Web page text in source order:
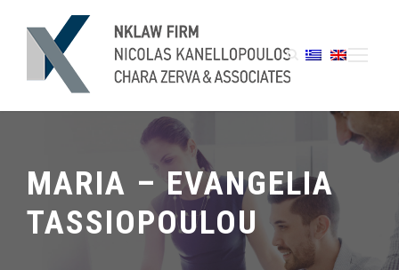
MARIA – EVANGELIA
TASSIOPOULOU